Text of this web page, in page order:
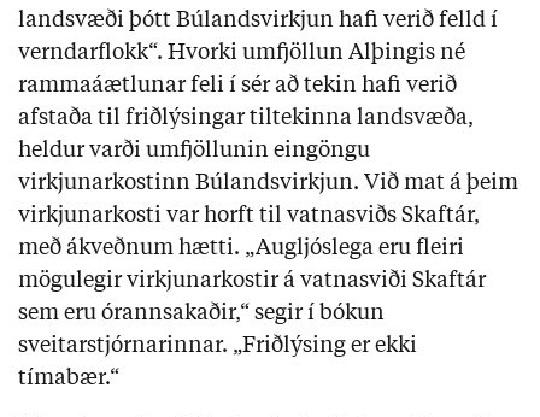
landsvæði þótt Búlandsvirkjun hafi verið felld í
verndarflokk“. Hvorki umfjöllun Alþingis né
rammaáætlunar feli í sér að tekin hafi verið
afstaða til friðlýsingar tiltekinna landsvæða,
heldur varði umfjöllunin eingöngu
virkjunarkostinn Búlandsvirkjun. Við mat á þeim
virkjunarkosti var horft til vatnasviðs Skaftár,
með ákveðnum hætti. „Augljóslega eru fleiri
mögulegir virkjunarkostir á vatnasviði Skaftár
sem eru órannsakaðir,“ segir í bókun
sveitarstjórnarinnar. „Friðlýsing er ekki
tímabær.“